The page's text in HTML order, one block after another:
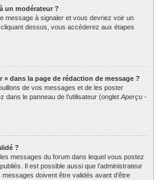
un modérateur ?
message à signaler et vous devriez voir un
dessus, vous accéderez aux étapes
dans la page de rédaction de message ?
de vos messages et de les poster
dans le panneau de l’utilisateur (onglet Aperçu -
?
messages du forum dans lequel vous postez
Il est possible aussi que l’administrateur
doivent être validés avant d’être